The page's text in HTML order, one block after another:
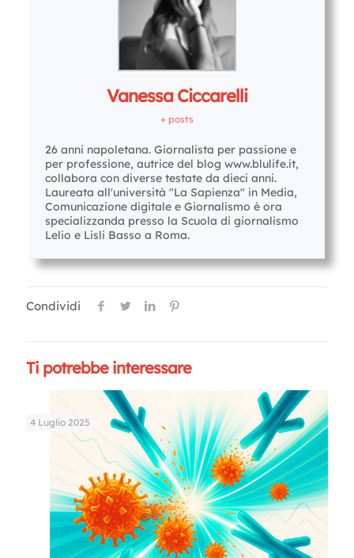
Vanessa Ciccarelli
+ posts
26 anni napoletana. Giornalista per passione e
per professione, autrice del blog www.blulife.it,
collabora con diverse testate da dieci anni.
Laureata all'università "La Sapienza" in Media,
Comunicazione digitale e Giornalismo è ora
specializzanda presso la Scuola di giornalismo
Lelio e Lisli Basso a Roma.
Condividi
Ti potrebbe interessare
4 Luglio 2025